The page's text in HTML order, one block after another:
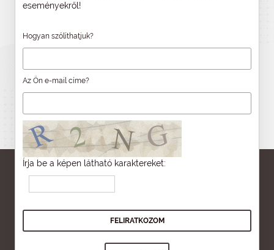
eseményekről!
Hogyan szólíthatjuk?
Az Ön e-mail címe?
Írja be a képen látható karaktereket: